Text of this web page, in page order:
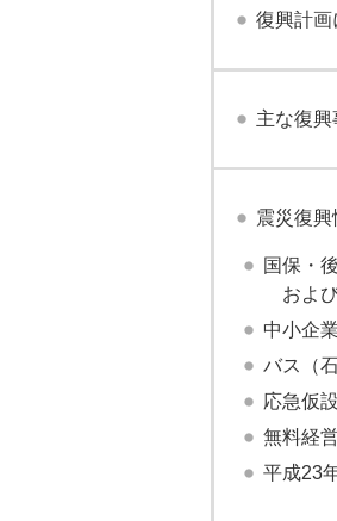
復興計画
主な復興
震災復興
国保・
および
中小企
バス（
応急仮
無料経
平成23